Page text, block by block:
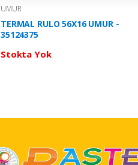
UMUR
TERMAL RULO 56X16 UMUR -
35124375
Stokta Yok